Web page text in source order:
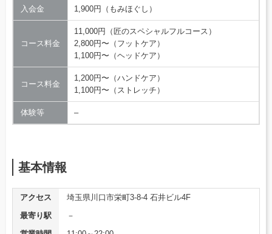
入会金 1,900円（もみほぐし）
コース料金
11,000円（匠のスペシャルフルコース）
2,800円〜（フットケア）
1,100円〜（ヘッドケア）
コース料金
1,200円〜（ハンドケア）
1,100円〜（ストレッチ）
体験等 –
基本情報
アクセス
埼玉県川口市栄町3-8-4 石井ビル4F
最寄り駅
－